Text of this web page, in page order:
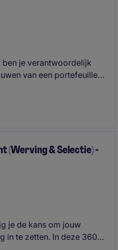
ben je verantwoordelijk
van een portefeuille
voor jouw
naar concrete
stakeholders zoals
supply chain.
(Werving & Selectie) -
je de kans om jouw
in te zetten. In deze 360°